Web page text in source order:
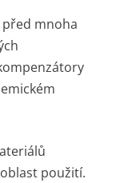
před mnoha
použití.